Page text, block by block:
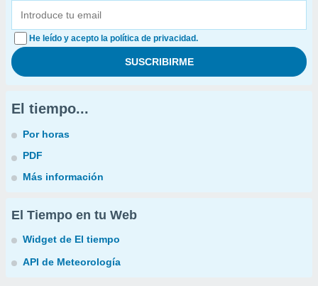
He leído y acepto la política de privacidad.
El tiempo...
Por horas
PDF
Más información
El Tiempo en tu Web
Widget de El tiempo
API de Meteorología